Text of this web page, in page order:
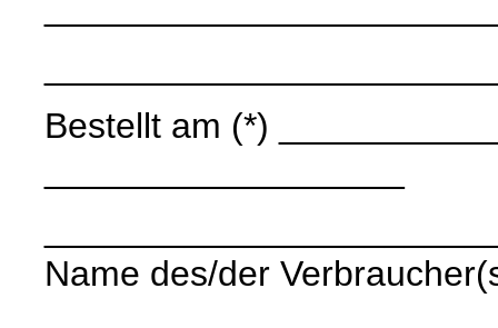
Bestellt am (*)
Name des/der